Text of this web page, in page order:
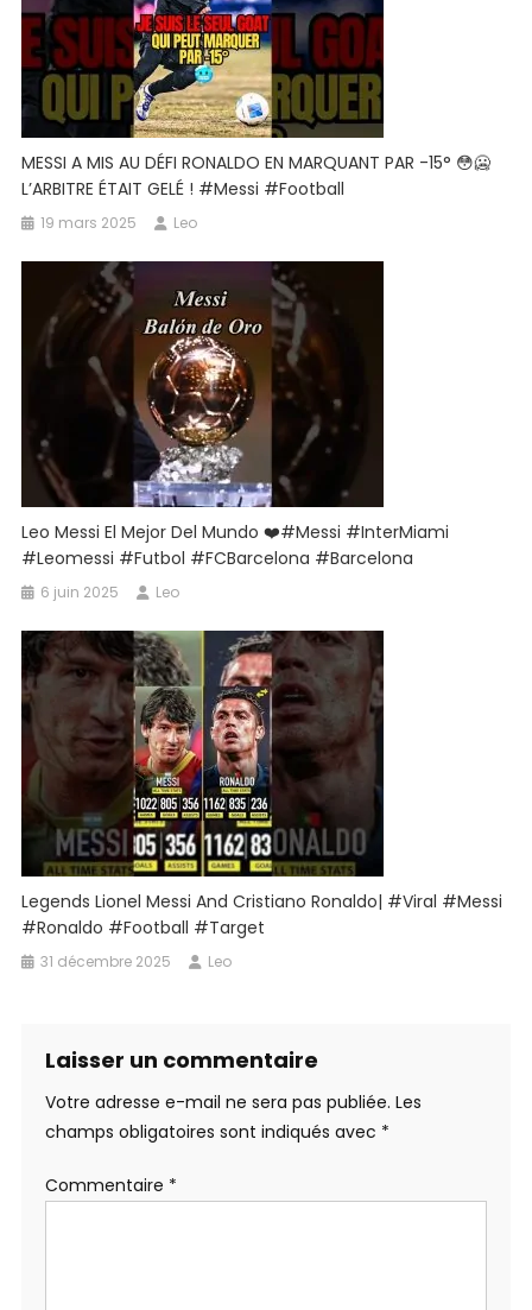
MESSI A MIS AU DÉFI RONALDO EN MARQUANT PAR -15° 😳🥶
L’ARBITRE ÉTAIT GELÉ ! #messi #football
19 mars 2025 Leo
Leo Messi El Mejor Del Mundo ❤️#messi #InterMiami
#leomessi #futbol #FCBarcelona #barcelona
6 juin 2025 Leo
Legends Lionel Messi And Cristiano Ronaldo| #viral #messi
#ronaldo #football #target
31 décembre 2025 Leo
Laisser un commentaire
Votre adresse e-mail ne sera pas publiée. Les
champs obligatoires sont indiqués avec *
Commentaire *